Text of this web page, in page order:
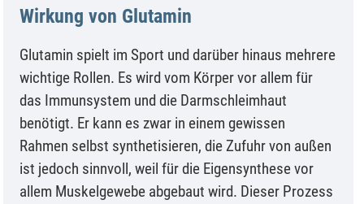
Wirkung von Glutamin
Glutamin spielt im Sport und darüber hinaus mehrere
wichtige Rollen. Es wird vom Körper vor allem für
das Immunsystem und die Darmschleimhaut
benötigt. Er kann es zwar in einem gewissen
Rahmen selbst synthetisieren, die Zufuhr von außen
ist jedoch sinnvoll, weil für die Eigensynthese vor
allem Muskelgewebe abgebaut wird. Dieser Prozess